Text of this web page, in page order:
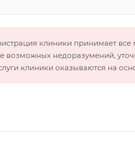
клиники принимает
недоразумений,
клиники оказываются на